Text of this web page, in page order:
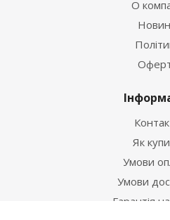
О
Як
Умови
Умови
Гарантія